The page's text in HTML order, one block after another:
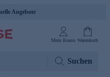
Angebote
Mein Konto Warenkorb
Suchen